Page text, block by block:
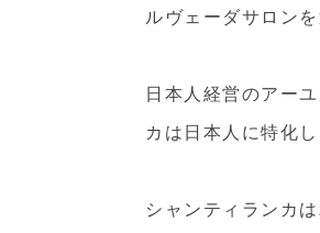
ルヴェーダサロンを
日本人経営のアー
カは日本人に特化
シャンティランカ